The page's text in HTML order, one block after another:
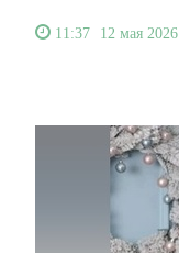
11:37 12 мая 2026